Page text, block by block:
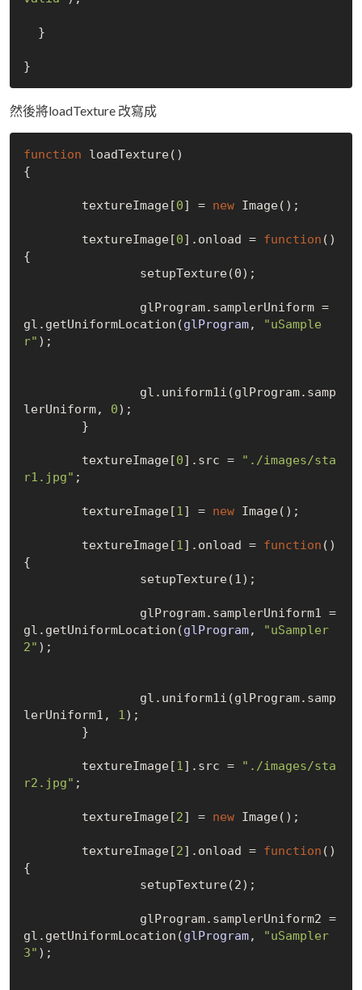
然後將loadTexture 改寫成
function loadTexture()
{
	textureImage
[0] = new Image() ;
	textureImage
[0] .onload = function ()
{
		setup
Texture(0) ;
gl.getUniformLocation(glProgram,
"uSample
r" ) ;
lerUniform, 0);
	textureImage
[0] .src =
"./images/sta
r1.jpg" ;
	textureImage
[1] = new Image() ;
	textureImage
[1] .onload = function ()
{
		setup
Texture(1) ;
gl.getUniformLocation(glProgram,
"uSampler
2" ) ;
lerUniform1, 1);
	textureImage
[1] .src =
"./images/sta
r2.jpg" ;
	textureImage
[2] = new Image() ;
	textureImage
[2] .onload = function ()
{
		setup
Texture(2) ;
gl.getUniformLocation(glProgram,
"uSampler
3" ) ;